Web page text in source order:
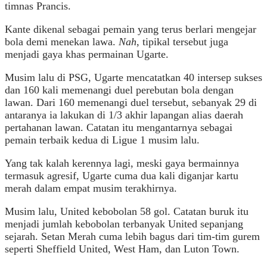
timnas Prancis.
Kante dikenal sebagai pemain yang terus berlari mengejar
bola demi menekan lawa. Nah, tipikal tersebut juga
menjadi gaya khas permainan Ugarte.
Musim lalu di PSG, Ugarte mencatatkan 40 intersep sukses
dan 160 kali memenangi duel perebutan bola dengan
lawan. Dari 160 memenangi duel tersebut, sebanyak 29 di
antaranya ia lakukan di 1/3 akhir lapangan alias daerah
pertahanan lawan. Catatan itu mengantarnya sebagai
pemain terbaik kedua di Ligue 1 musim lalu.
Yang tak kalah kerennya lagi, meski gaya bermainnya
termasuk agresif, Ugarte cuma dua kali diganjar kartu
merah dalam empat musim terakhirnya.
Musim lalu, United kebobolan 58 gol. Catatan buruk itu
menjadi jumlah kebobolan terbanyak United sepanjang
sejarah. Setan Merah cuma lebih bagus dari tim-tim gurem
seperti Sheffield United, West Ham, dan Luton Town.